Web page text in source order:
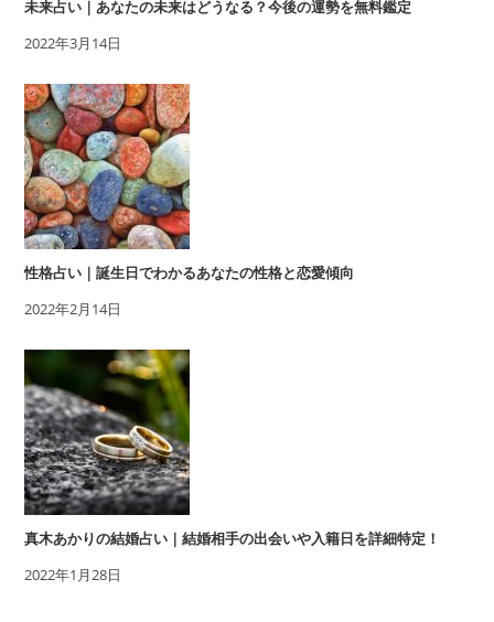
未来占い｜あなたの未来はどうなる？今後の運勢を無料鑑定
2022年3月14日
性格占い｜誕生日でわかるあなたの性格と恋愛傾向
2022年2月14日
真木あかりの結婚占い｜結婚相手の出会いや入籍日を詳細特定！
2022年1月28日